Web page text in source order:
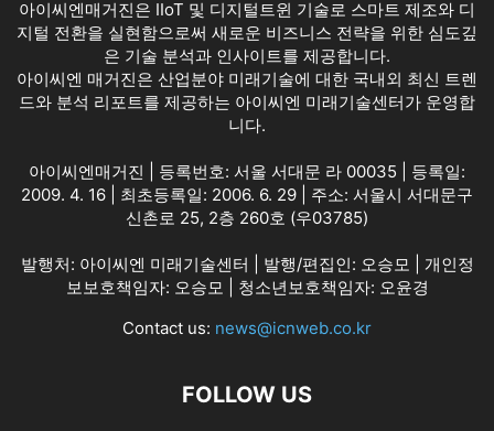
아이씨엔매거진은 IIoT 및 디지털트윈 기술로 스마트 제조와 디
지털 전환을 실현함으로써 새로운 비즈니스 전략을 위한 심도깊
은 기술 분석과 인사이트를 제공합니다.
아이씨엔 매거진은 산업분야 미래기술에 대한 국내외 최신 트렌
드와 분석 리포트를 제공하는 아이씨엔 미래기술센터가 운영합
니다.
아이씨엔매거진 | 등록번호: 서울 서대문 라 00035 | 등록일:
2009. 4. 16 | 최초등록일: 2006. 6. 29 | 주소: 서울시 서대문구
신촌로 25, 2층 260호 (우03785)
발행처: 아이씨엔 미래기술센터 | 발행/편집인: 오승모 | 개인정
보보호책임자: 오승모 | 청소년보호책임자: 오윤경
Contact us: news@icnweb.co.kr
FOLLOW US